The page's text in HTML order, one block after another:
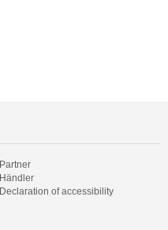
Partner
Händler
Declaration of accessibility